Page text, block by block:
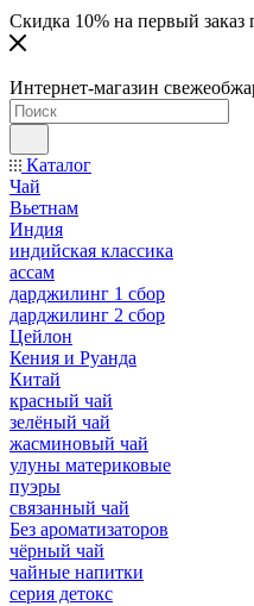
Скидка 10% на первый заказ
Интернет-магазин
Каталог
Чай
Вьетнам
Индия
индийская классика
ассам
дарджилинг 1 сбор
дарджилинг 2 сбор
Цейлон
Кения и Руанда
Китай
красный чай
зелёный чай
жасминовый чай
улуны материковые
пуэры
связанный чай
Без ароматизаторов
чёрный чай
чайные напитки
серия детокс